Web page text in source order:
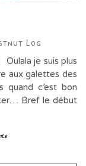
Log
je suis plus
aux galettes des
quand c’est bon
Bref le début